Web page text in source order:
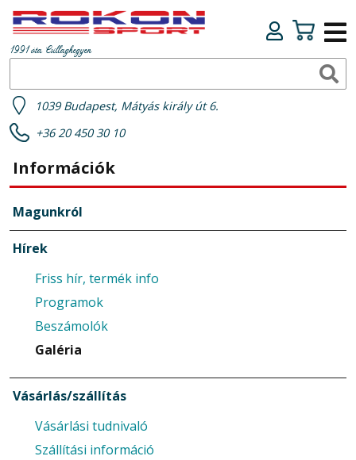
1991 óta Csillaghegyen
1039 Budapest, Mátyás király út 6.
+36 20 450 30 10
Információk
Magunkról
Hírek
Friss hír, termék info
Programok
Beszámolók
Galéria
Vásárlás/szállítás
Vásárlási tudnivaló
Szállítási információ